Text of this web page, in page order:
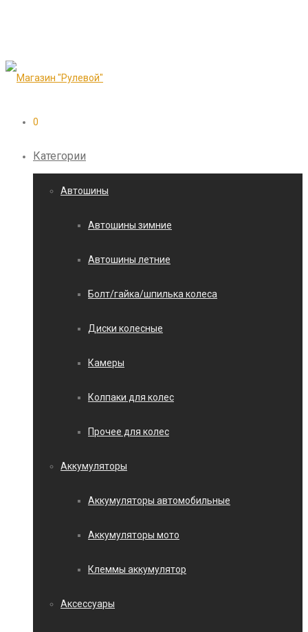
0
Категории
Автошины
Автошины зимние
Автошины летние
Болт/гайка/шпилька колеса
Диски колесные
Камеры
Колпаки для колес
Прочее для колес
Аккумуляторы
Аккумуляторы автомобильные
Аккумуляторы мото
Клеммы аккумулятор
Аксессуары